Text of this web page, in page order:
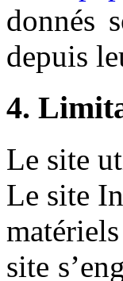
donnés
depuis
4.
Le site
Le site
site